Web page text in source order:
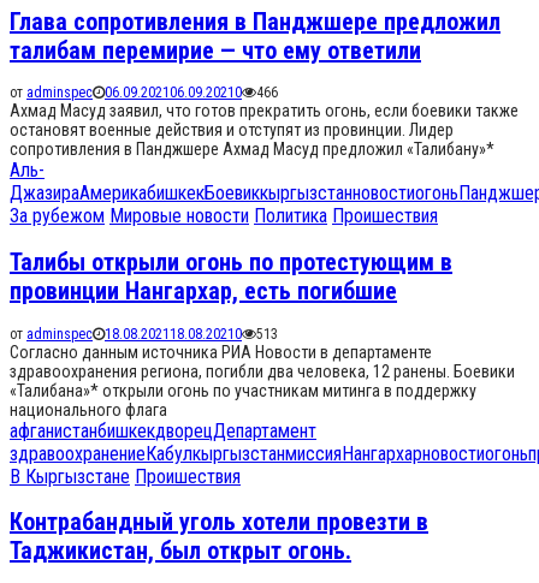
Глава сопротивления в Панджшере предложил
талибам перемирие — что ему ответили
от adminspec 06.09.202106.09.20210 466
Ахмад Масуд заявил, что готов прекратить огонь, если боевики также
остановят военные действия и отступят из провинции. Лидер
сопротивления в Панджшере Ахмад Масуд предложил «Талибану»*
Аль-
ДжазираАмерикабишкекБоевиккыргызстанновостиогонь
За рубежом Мировые новости Политика Проишествия
Талибы открыли огонь по протестующим в
провинции Нангархар, есть погибшие
от adminspec 18.08.2021 18.08.20210 513
Согласно данным источника РИА Новости в департаменте
здравоохранения региона, погибли два человека, 12 ранены. Боевики
«Талибана»* открыли огонь по участникам митинга в поддержку
национального флага
афганистанбишкекдворецДепартамент
здравоохранениеКабулкыргызстанмиссияНангархарновостиогонь
В Кыргызстане Проишествия
Контрабандный уголь хотели провезти в
Таджикистан, был открыт огонь.